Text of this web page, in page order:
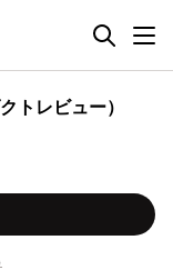
トレビュー）